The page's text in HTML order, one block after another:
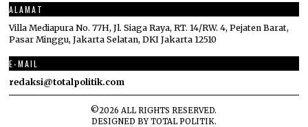
ALAMAT
Villa Mediapura No. 77H, Jl. Siaga Raya, RT. 14/RW. 4, Pejaten Barat,
Pasar Minggu, Jakarta Selatan, DKI Jakarta 12510
E-MAIL
redaksi@totalpolitik.com
©2026 ALL RIGHTS RESERVED.
DESIGNED BYTOTAL POLITIK.